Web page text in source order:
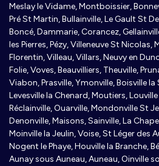
Meslay le Vidame, Montboissier,
Pré St Martin, Bullainville, Le Gault St
Boncé, Dammarie, Corancez,
les Pierres, Pézy, Villeneuve St Nicolas,
Florentin, Villeau, Villars, Neuvy en
Folie, Voves, Beauvilliers, Theuville,
Viabon, Prasville, Ymonville, Boisville la
Levesville la Chenard, Moutiers,
Réclainville, Ouarville, Mondonville St
Denonville, Maisons, Sainville, La
Moinville la Jeulin, Voise, St Léger des
Nogent le Phaye, Houville la Branche,
Aunay sous Auneau, Auneau, Oinville